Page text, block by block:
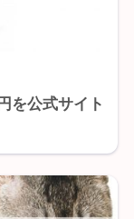
を公式サイト